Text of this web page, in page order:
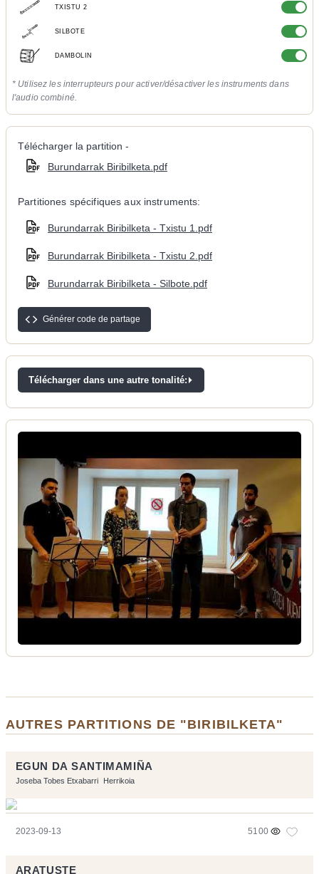
TXISTU 2
SILBOTE
DAMBOLIN
* Utilisez les interrupteurs pour activer/désactiver les instruments dans
l'audio combiné.
Télécharger la partition -
Burundarrak Biribilketa.pdf
Partitiones spécifiques aux instruments:
Burundarrak Biribilketa - Txistu 1.pdf
Burundarrak Biribilketa - Txistu 2.pdf
Burundarrak Biribilketa - Silbote.pdf
Générer code de partage
Télécharger dans une autre tonalité:
AUTRES PARTITIONS DE "BIRIBILKETA"
EGUN DA SANTIMAMIÑA
Joseba Tobes Etxabarri Herrikoia
2023-09-13 5100
ARATUSTE